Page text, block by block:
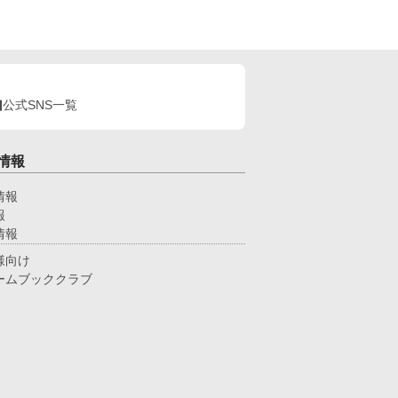
公式SNS一覧
報
報
報
向け
ムブッククラブ